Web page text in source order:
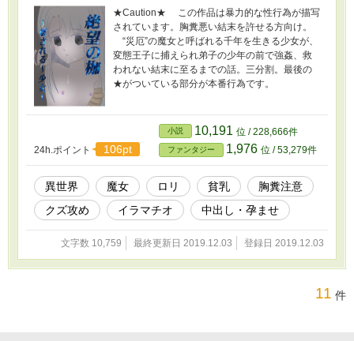
★Caution★ この作品は暴力的な性行為が描写
されています。胸糞悪い結末を許せる方向け。
“災厄”の魔女と呼ばれる千年を生きる少女が、
変態王子に捕えられ弟子の少年の前で強姦、救
われない結末に至るまでの話。三分割。最後の
★がついている部分が本番行為です。
24h.ポイント 106pt
小説 10,191 位 / 228,666件
ファンタジー 1,976 位 / 53,279件
異世界 魔女 ロリ 貧乳
胸糞注意
クズ攻め
イラマチオ 中出し・孕ませ
文字数 10,759 最終更新日 2019.12.03 登録日 2019.12.03
11 件